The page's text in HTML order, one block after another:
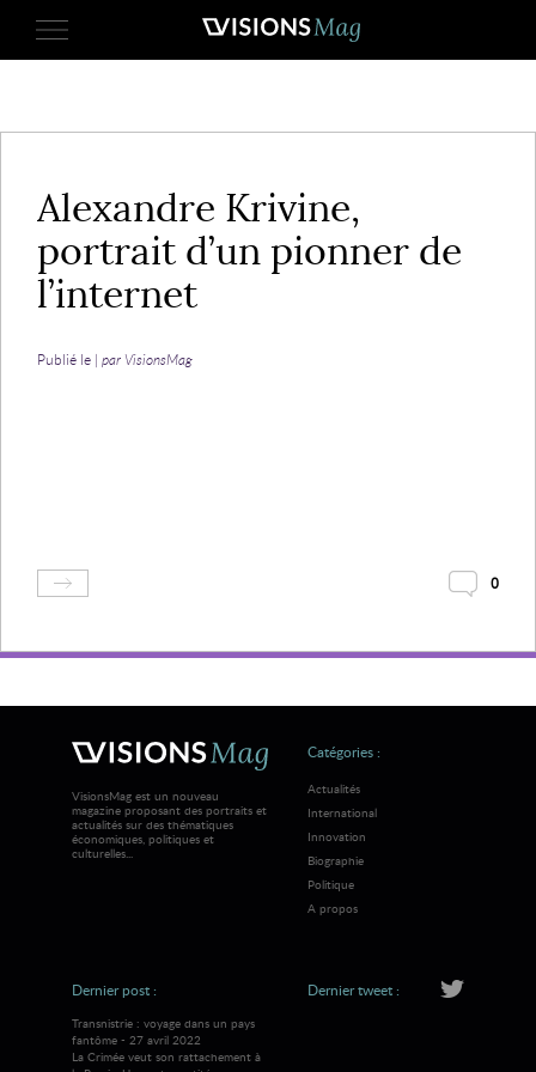
Alexandre Krivine,
portrait d’un pionner de
l’internet
Publié le | par VisionsMag
0
VisionsMag est un nouveau
magazine proposant des portraits et
actualités sur des thématiques
économiques, politiques et
culturelles...
Catégories :
Actualités
International
Innovation
Biographie
Politique
A propos
Dernier post :
Transnistrie : voyage dans un pays
fantôme - 27 avril 2022
La Crimée veut son rattachement à
Dernier tweet :